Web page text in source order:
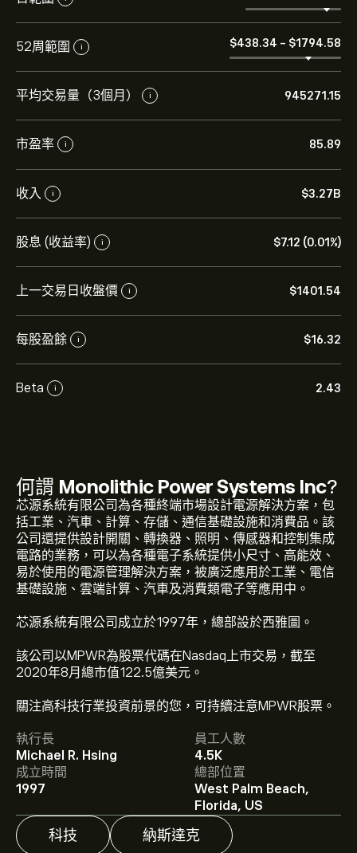
52周範圍 i ‎$‎438.34 - ‎$‎1794.58
平均交易量（3個月） i 945271.15
市盈率 i 85.89
收入 i ‎$‎3.27B
股息 (收益率) i ‎$‎7.12 (0.01%)
上一交易日收盤價 i ‎$‎1401.54
每股盈餘 i ‎$‎16.32
Beta i 2.43
何謂 Monolithic Power Systems Inc?
芯源系統有限公司為各種終端市場設計電源解決方案，包
括工業、汽車、計算、存儲、通信基礎設施和消費品。該
公司還提供設計開關、轉換器、照明、傳感器和控制集成
電路的業務，可以為各種電子系統提供小尺寸、高能效、
易於使用的電源管理解決方案，被廣泛應用於工業、電信
基礎設施、雲端計算、汽車及消費類電子等應用中。
芯源系統有限公司成立於1997年，總部設於西雅圖。
該公司以MPWR為股票代碼在Nasdaq上市交易，截至
2020年8月總市值122.5億美元。
關注高科技行業投資前景的您，可持續注意MPWR股票。
執行長
Michael R. Hsing
員工人數
4.5K
成立時間
1997
總部位置
West Palm Beach,
Florida, US
科技 納斯達克
MPWR 現價為‎$‎1,401.54。
Monolithic Power Systems Inc 的平均目標價為
‎$‎1,401.54。
eToro 以取得詳細的分析師預測及目標
價格。
分析師根據市場趨勢、財務報告和預期增長對Monolithic
Power Systems Inc的預測。查看最新預測以了解未來價